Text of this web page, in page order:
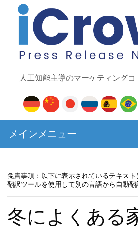
人工知能主導のマーケティング
メインメニュー
免責事項：以下に表示されているテキス
翻訳ツールを使用して別の言語から自動翻
冬によくある